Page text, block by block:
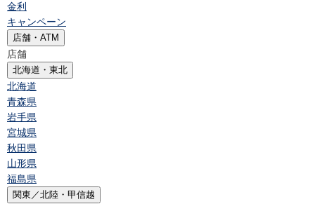
金利
キャンペーン
店舗・ATM
店舗
北海道・東北
北海道
青森県
岩手県
宮城県
秋田県
山形県
福島県
関東／北陸・甲信越